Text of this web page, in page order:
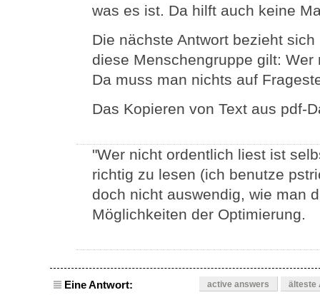
was es ist. Da hilft auch keine
Die nächste Antwort bezieht
diese Menschengruppe gilt:
Da muss man nichts auf
Das Kopieren von Text aus pdf-
"Wer nicht ordentlich liest ist
richtig zu lesen (ich benutze
doch nicht auswendig, wie man
Möglichkeiten der Optimierung.
Eine Antwort: active answers älteste